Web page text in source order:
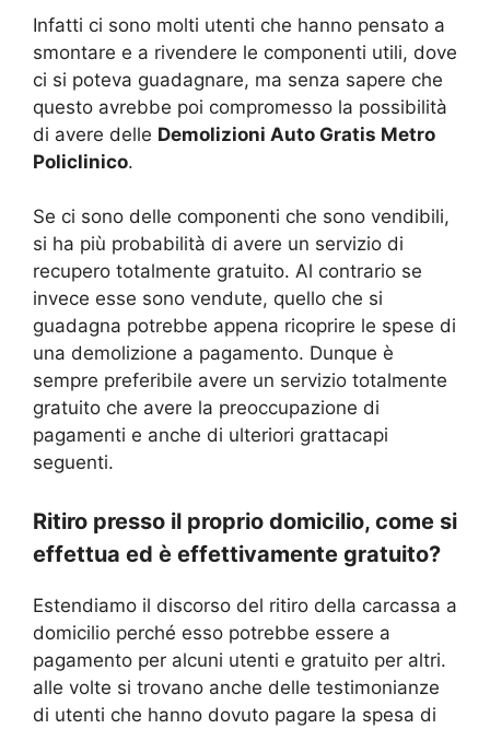
Infatti ci sono molti utenti che hanno pensato a
smontare e a rivendere le componenti utili, dove
ci si poteva guadagnare, ma senza sapere che
questo avrebbe poi compromesso la possibilità
di avere delle Demolizioni Auto Gratis Metro
Policlinico.
Se ci sono delle componenti che sono vendibili,
si ha più probabilità di avere un servizio di
recupero totalmente gratuito. Al contrario se
invece esse sono vendute, quello che si
guadagna potrebbe appena ricoprire le spese di
una demolizione a pagamento. Dunque è
sempre preferibile avere un servizio totalmente
gratuito che avere la preoccupazione di
pagamenti e anche di ulteriori grattacapi
seguenti.
Ritiro presso il proprio domicilio, come si
effettua ed è effettivamente gratuito?
Estendiamo il discorso del ritiro della carcassa a
domicilio perché esso potrebbe essere a
pagamento per alcuni utenti e gratuito per altri.
alle volte si trovano anche delle testimonianze
di utenti che hanno dovuto pagare la spesa di